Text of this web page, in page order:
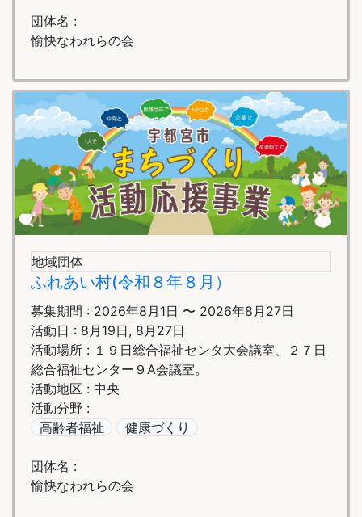
団体名 :
愉快なわれらの会
地域団体
ふれあい村(令和８年８月）
募集期間 : 2026年8月1日 〜 2026年8月27日
活動日 : 8月19日, 8月27日
活動場所 : １９日総合福祉センタ大会議室、２７日
総合福祉センター９A会議室。
活動地区 : 中央
活動分野 :
高齢者福祉
健康づくり
団体名 :
愉快なわれらの会